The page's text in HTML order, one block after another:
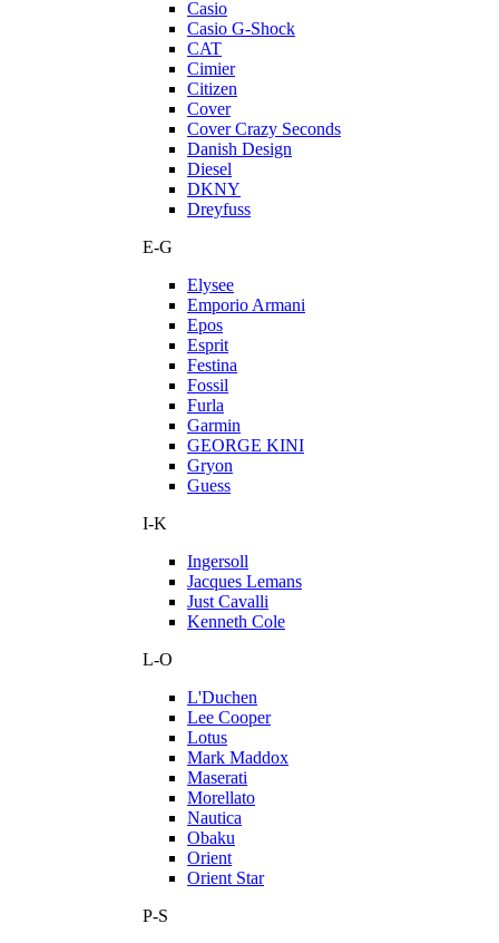
Casio
Casio G-Shock
CAT
Cimier
Citizen
Cover
Cover Crazy Seconds
Danish Design
Diesel
DKNY
Dreyfuss
E-G
Elysee
Emporio Armani
Epos
Esprit
Festina
Fossil
Furla
Garmin
GEORGE KINI
Gryon
Guess
I-K
Ingersoll
Jacques Lemans
Just Cavalli
Kenneth Cole
L-O
L'Duchen
Lee Cooper
Lotus
Mark Maddox
Maserati
Morellato
Nautica
Obaku
Orient
Orient Star
P-S